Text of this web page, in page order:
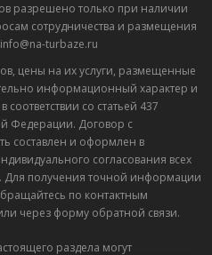
разрешено только при наличии
сотрудничества и размещения
turbaze.ru
цены на их услуги, размещенные
информационный характер и
со статьей 437
Федерации. Договор с
составлен и оформлен в
согласования всех
Для получения точной информации
по контактным
через форму обратной связи.
раздела могут